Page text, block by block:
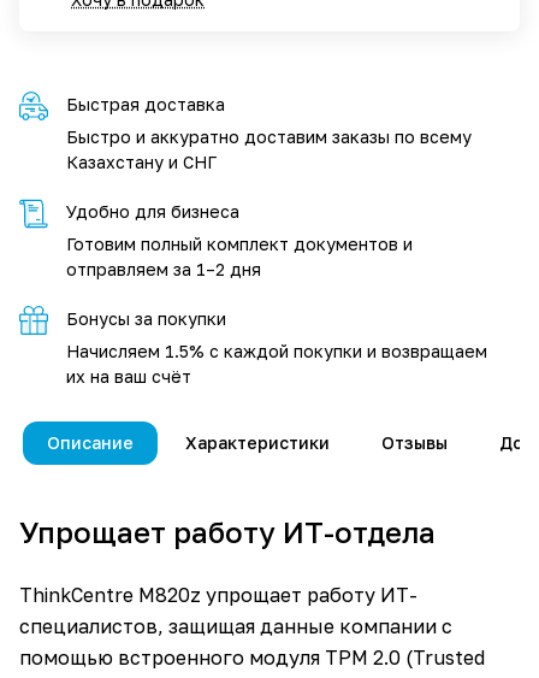
Быстрая доставка
Быстро и аккуратно доставим заказы по всему
Казахстану и СНГ
Удобно для бизнеса
Готовим полный комплект документов и
отправляем за 1–2 дня
Бонусы за покупки
Начисляем 1.5% с каждой покупки и возвращаем
их на ваш счёт
Описание Характеристики Отзывы
Упрощает работу ИТ-отдела
ThinkCentre M820z упрощает работу ИТ-
специалистов, защищая данные компании с
помощью встроенного модуля TPM 2.0 (Trusted